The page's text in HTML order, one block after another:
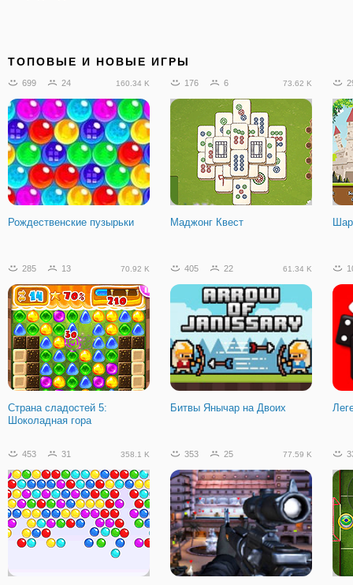
ТОПОВЫЕ И НОВЫЕ ИГРЫ
699 24 160.34 K
Рождественские пузырьки
176 6 73.62 K
Маджонг Квест
285 13 70.92 K
Страна сладостей 5:
Шоколадная гора
405 22 61.34 K
Битвы Янычар на Двоих
453 31 358.1 K 353 25 77.59 K